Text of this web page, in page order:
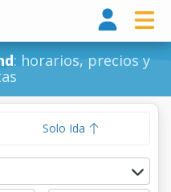
: horarios, precios y
Solo Ida